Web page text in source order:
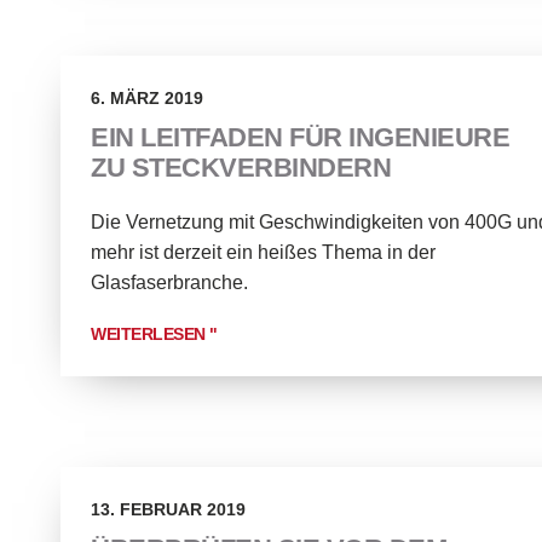
EIN LEITFADEN FÜR INGENIEURE
ZU STECKVERBINDERN
6. MÄRZ 2019
Die Vernetzung mit Geschwindigkeiten von 400G
mehr ist derzeit ein heißes Thema in der
Glasfaserbranche.
WEITERLESEN "
13. FEBRUAR 2019